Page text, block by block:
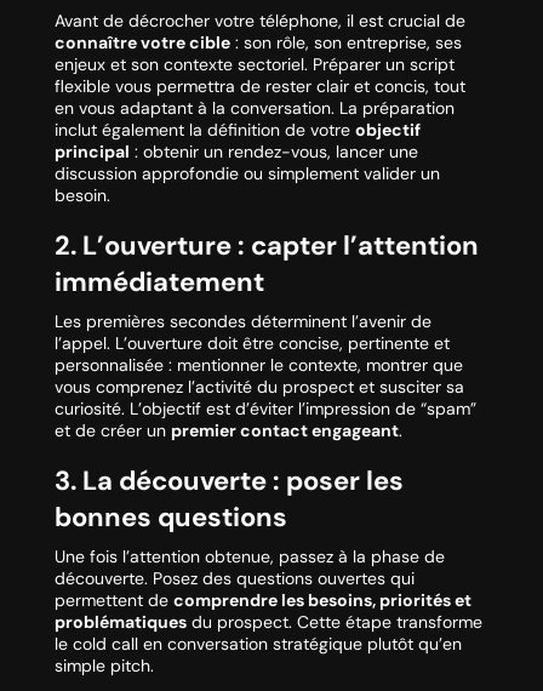
Avant de décrocher votre téléphone, il est crucial de
connaître votre cible: son rôle, son entreprise, ses
enjeux et son contexte sectoriel. Préparer un script
flexible vous permettra de rester clair et concis, tout
en vous adaptant à la conversation. La préparation
inclut également la définition de votre objectif
principal : obtenir un rendez-vous, lancer une
discussion approfondie ou simplement valider un
besoin.
2. L’ouverture : capter l’attention
immédiatement
Les premières secondes déterminent l’avenir de
l’appel. L’ouverture doit être concise, pertinente et
personnalisée : mentionner le contexte, montrer que
vous comprenez l’activité du prospect et susciter sa
curiosité. L’objectif est d’éviter l’impression de “spam”
et de créer un premier contact engageant.
3. La découverte : poser les
bonnes questions
Une fois l’attention obtenue, passez à la phase de
découverte. Posez des questions ouvertes qui
permettent de comprendre les besoins, priorités et
problématiquesdu prospect. Cette étape transforme
le cold call en conversation stratégique plutôt qu’en
simple pitch.